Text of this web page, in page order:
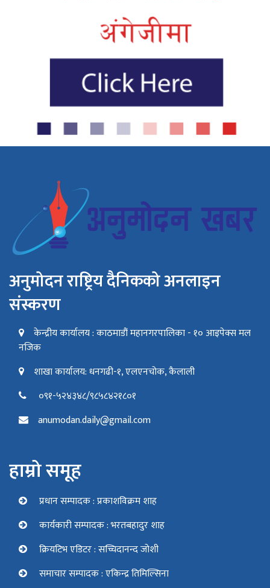
अनुमोदन राष्ट्रिय दैनिकको अनलाइन
संस्करण
केन्द्रीय कार्यालय : काठमाडौं महानगरपालिका - १० आइपेक्स मल
नजिक
शाखा कार्यालय: धनगढी-१, एलएनचोक, कैलाली
०९१-५२४३४८/९८५८४२१८०१
anumodan.daily@gmail.com
हाम्रो समूह
प्रधान सम्पादक : प्रकाशविक्रम शाह
कार्यकारी सम्पादक : भरतबहादुर शाह
क्रियटिभ एडिटर : सच्चिदानन्द जोशी
समाचार सम्पादक : एकिन्द्र तिमिल्सिना